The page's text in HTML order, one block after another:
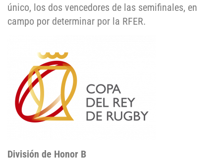
único, los dos vencedores de las semifinales, en
campo por determinar por la RFER.
División de Honor B